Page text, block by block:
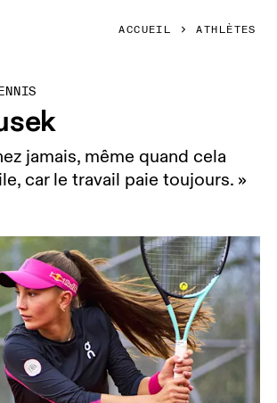
ACCUEIL ATHLÈTES
jamais, même quand cela
car le travail paie toujours. »